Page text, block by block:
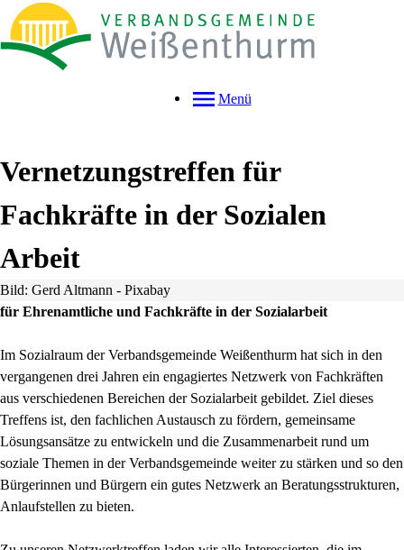
Menü
Vernetzungstreffen für
Fachkräfte in der Sozialen
Arbeit
Bild: Gerd Altmann - Pixabay
für Ehrenamtliche und Fachkräfte in der Sozialarbeit
Im Sozialraum der Verbandsgemeinde Weißenthurm hat sich in den
vergangenen drei Jahren ein engagiertes Netzwerk von Fachkräften
aus verschiedenen Bereichen der Sozialarbeit gebildet. Ziel dieses
Treffens ist, den fachlichen Austausch zu fördern, gemeinsame
Lösungsansätze zu entwickeln und die Zusammenarbeit rund um
soziale Themen in der Verbandsgemeinde weiter zu stärken und so den
Bürgerinnen und Bürgern ein gutes Netzwerk an Beratungsstrukturen,
Anlaufstellen zu bieten.